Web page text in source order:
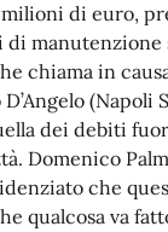
di euro,
manutenzione
chiama in
(Napoli
dei debiti
Domenico
che
qualcosa va